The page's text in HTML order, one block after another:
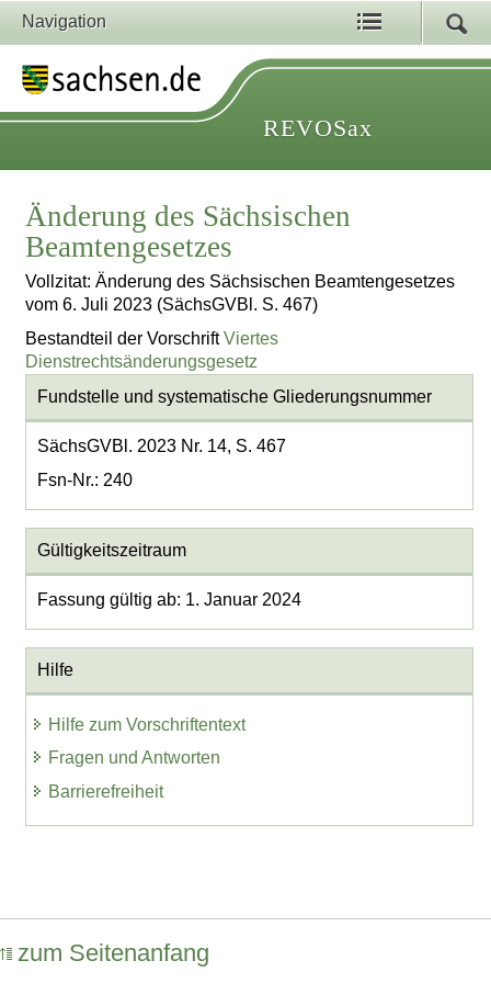
Navigation
REVOSax
Änderung des Sächsischen
Beamtengesetzes
Vollzitat: Änderung des Sächsischen Beamtengesetzes
vom 6. Juli 2023 (SächsGVBl. S. 467)
Bestandteil der VorschriftViertes
Dienstrechtsänderungsgesetz
Fundstelle und systematische Gliederungsnummer
SächsGVBl. 2023 Nr. 14, S. 467
Fsn-Nr.: 240
Gültigkeitszeitraum
Fassung gültig ab: 1. Januar 2024
Hilfe
Hilfe zum Vorschriftentext
Fragen und Antworten
Barrierefreiheit
zum Seitenanfang